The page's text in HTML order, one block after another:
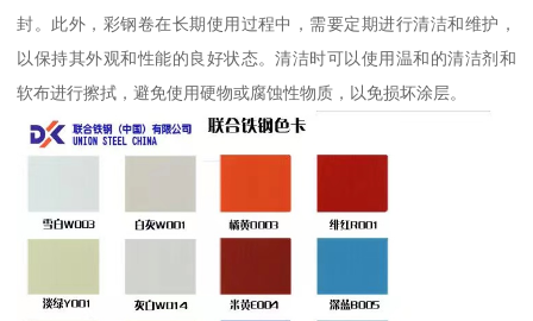
封。此外，彩钢卷在长期使用过程中，需要定期进行清洁和维护，
以保持其外观和性能的良好状态。清洁时可以使用温和的清洁剂和
软布进行擦拭，避免使用硬物或腐蚀性物质，以免损坏涂层。